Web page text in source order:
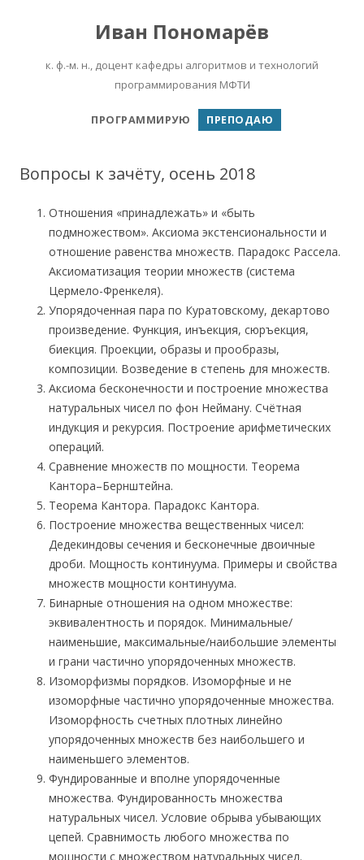
Иван Пономарёв
к. ф.-м. н., доцент кафедры алгоритмов и технологий
программирования МФТИ
Перейти к содержимому
ПРОГРАММИРУЮ ПРЕПОДАЮ
Вопросы к зачёту, осень 2018
Отношения «принадлежать» и «быть
подмножеством». Аксиома экстенсиональности и
отношение равенства множеств. Парадокс Рассела.
Аксиоматизация теории множеств (система
Цермело-Френкеля).
Упорядоченная пара по Куратовскому, декартово
произведение. Функция, инъекция, сюръекция,
биекция. Проекции, образы и прообразы,
композиции. Возведение в степень для множеств.
Аксиома бесконечности и построение множества
натуральных чисел по фон Нейману. Счётная
индукция и рекурсия. Построение арифметических
операций.
Сравнение множеств по мощности. Теорема
Кантора–Бернштейна.
Теорема Кантора. Парадокс Кантора.
Построение множества вещественных чисел:
Дедекиндовы сечения и бесконечные двоичные
дроби. Мощность континуума. Примеры и свойства
множеств мощности континуума.
Бинарные отношения на одном множестве:
эквивалентность и порядок. Минимальные/
наименьшие, максимальные/наибольшие элементы
и грани частично упорядоченных множеств.
Изоморфизмы порядков. Изоморфные и не
изоморфные частично упорядоченные множества.
Изоморфность счетных плотных линейно
упорядоченных множеств без наибольшего и
наименьшего элементов.
Фундированные и вполне упорядоченные
множества. Фундированность множества
натуральных чисел. Условие обрыва убывающих
цепей. Сравнимость любого множества по
мощности с множеством натуральных чисел.